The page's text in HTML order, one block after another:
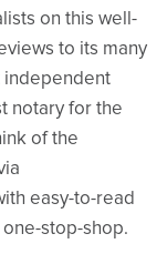
on this well-
to its many
independent
notary for the
of the
easy-to-read
stop-shop.